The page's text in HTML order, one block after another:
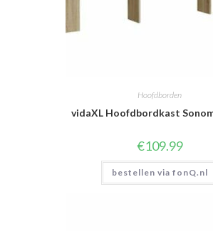
Hoofdborden
vidaXL Hoofdbordkast
€109.99
bestellen via fonQ.nl